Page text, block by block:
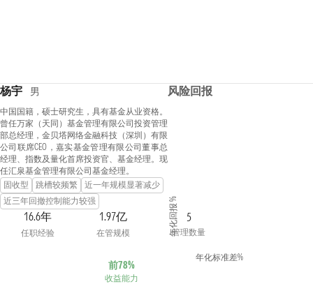
杨宇 男
中国国籍，硕士研究生，具有基金从业资格。
曾任万家（天同）基金管理有限公司投资管理
部总经理，金贝塔网络金融科技（深圳）有限
公司联席CEO，嘉实基金管理有限公司董事总
经理、指数及量化首席投资官、基金经理。现
任汇泉基金管理有限公司基金经理。
固收型
跳槽较频繁
近一年规模显著减少
近三年回撤控制能力较强
16.6年
任职经验
1.97亿
在管规模
5
管理数量
前78%
收益能力
风险回报
年化回报 %
年化标准差%